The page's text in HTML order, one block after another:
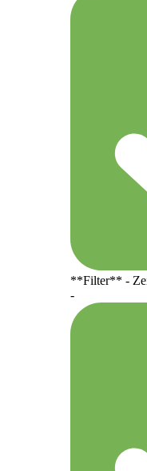
**Filter** -
-